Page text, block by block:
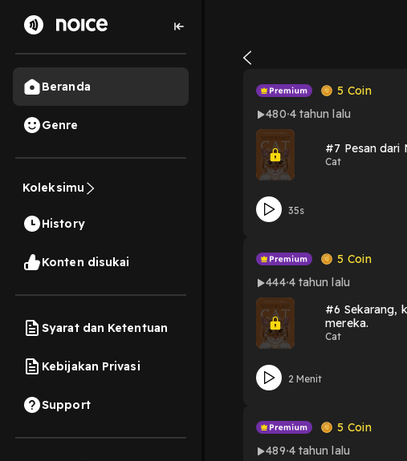
Beranda
Genre
Koleksimu
History
Konten disukai
Syarat dan Ketentuan
Kebijakan Privasi
Support
5 Coin
480 4 tahun lalu
#7 Pesan dari
Cat
35s
5 Coin
444 4 tahun lalu
#6 Sekarang,
mereka.
Cat
2 Menit
5 Coin
489 4 tahun lalu